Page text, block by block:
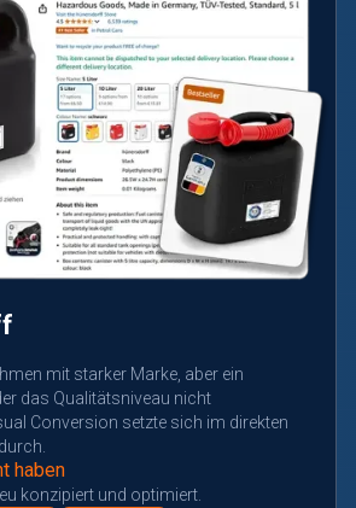
mit starker Marke, aber ein
das Qualitätsniveau nicht
Conversion setzte sich im direkten
haben
konzipiert und optimiert.